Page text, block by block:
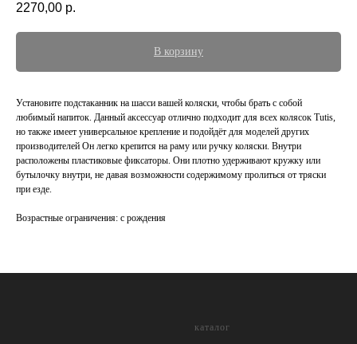
2270,00 р.
В корзину
Установите подстаканник на шасси вашей коляски, чтобы брать с собой
любимый напиток. Данный аксессуар отлично подходит для всех колясок Tutis,
но также имеет универсальное крепление и подойдёт для моделей других
производителей Он легко крепится на раму или ручку коляски. Внутри
расположены пластиковые фиксаторы. Они плотно удерживают кружку или
бутылочку внутри, не давая возможности содержимому пролиться от тряски
при езде.
Возрастные ограничения: с рождения
каталог